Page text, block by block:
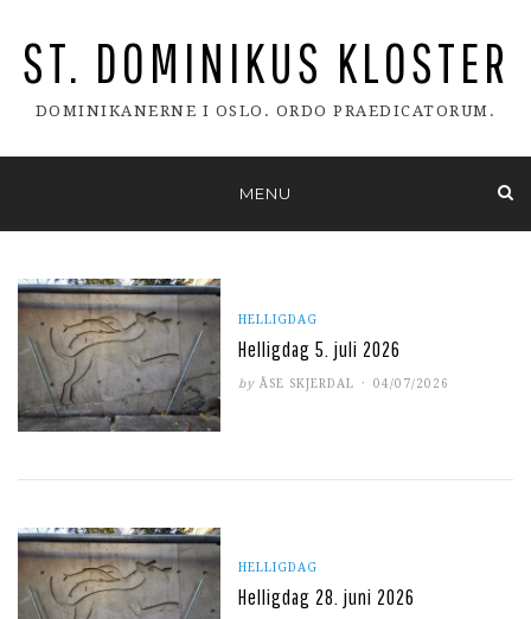
ST. DOMINIKUS KLOSTER
DOMINIKANERNE I OSLO. ORDO PRAEDICATORUM.
content
MENU
HELLIGDAG
Helligdag 5. juli 2026
by ÅSE SKJERDAL
POSTED
04/07/2026
HELLIGDAG
Helligdag 28. juni 2026